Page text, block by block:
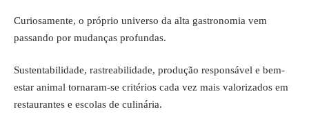
Curiosamente, o próprio universo da alta gastronomia vem
passando por mudanças profundas.
Sustentabilidade, rastreabilidade, produção responsável e bem-
estar animal tornaram-se critérios cada vez mais valorizados em
restaurantes e escolas de culinária.